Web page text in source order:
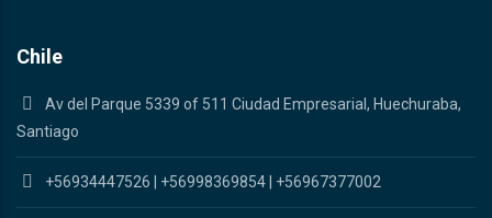
Chile
Av del Parque 5339 of 511 Ciudad Empresarial, Huechuraba,
Santiago
+56934447526 +56998369854 +56967377002